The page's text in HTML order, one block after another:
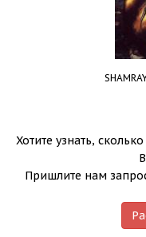
Хотите узнать,
Пришлите нам